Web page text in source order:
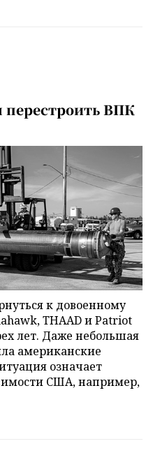
ВПК
к довоенному
THAAD и Patriot
лет. Даже небольшая
американские
означает
США, например,